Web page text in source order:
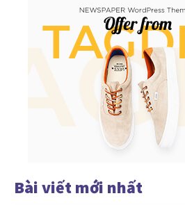
Bài viết mới nhất